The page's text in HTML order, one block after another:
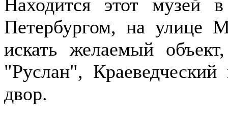
Находится этот музей
Петербургом, на улице
искать желаемый
"Руслан",
двор.